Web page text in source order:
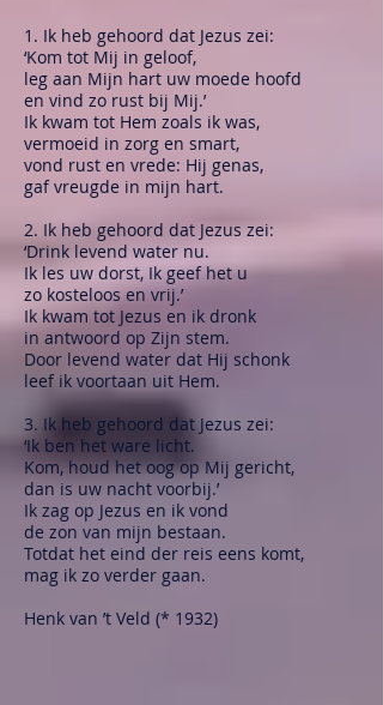
1. Ik heb gehoord dat Jezus zei:
‘Kom tot Mij in geloof,
leg aan Mijn hart uw moede hoofd
en vind zo rust bij Mij.’
Ik kwam tot Hem zoals ik was,
vermoeid in zorg en smart,
vond rust en vrede: Hij genas,
gaf vreugde in mijn hart.
2. Ik heb gehoord dat Jezus zei:
‘Drink levend water nu.
Ik les uw dorst, Ik geef het u
zo kosteloos en vrij.’
Ik kwam tot Jezus en ik dronk
in antwoord op Zijn stem.
Door levend water dat Hij schonk
leef ik voortaan uit Hem.
3. Ik heb gehoord dat Jezus zei:
‘Ik ben het ware licht.
Kom, houd het oog op Mij gericht,
dan is uw nacht voorbij.’
Ik zag op Jezus en ik vond
de zon van mijn bestaan.
Totdat het eind der reis eens komt,
mag ik zo verder gaan.
Henk van ’t Veld (* 1932)